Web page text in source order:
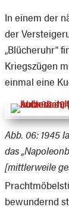
In einem der
der
„Blücheruhr“
Kriegszügen
einmal eine
Abb. 06: 1945
das
[mittlerweile
bewundernd